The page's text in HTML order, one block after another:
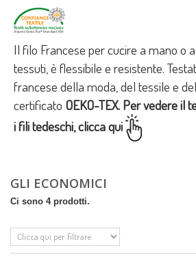
Il filo Francese per cucire a mano o
tessuti, è flessibile e resistente.
francese della moda, del tessile e
certificato OEKO-TEX. Per vedere il
i fili tedeschi, clicca qui
GLI ECONOMICI
Ci sono 4 prodotti.